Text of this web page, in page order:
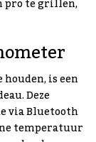
pro te grillen,
is een
Deze
via Bluetooth
temperatuur